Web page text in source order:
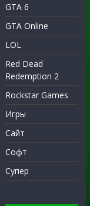
GTA 6
GTA Online
LOL
Red Dead
Redemption 2
Rockstar Games
Игры
Сайт
Софт
Супер